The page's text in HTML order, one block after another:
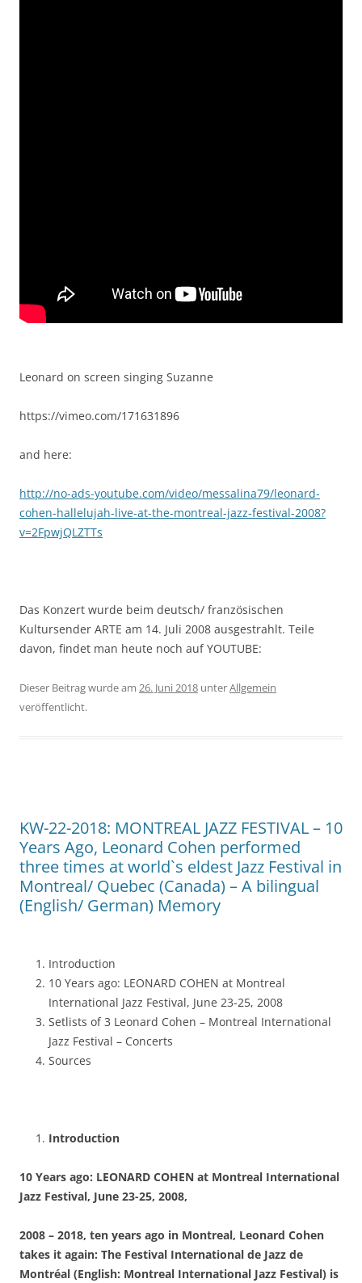
Leonard on screen singing Suzanne
https://vimeo.com/171631896
and here:
http://no-ads-youtube.com/video/messalina79/leonard-
cohen-hallelujah-live-at-the-montreal-jazz-festival-2008?
v=2FpwjQLZTTs
Das Konzert wurde beim deutsch/ französischen
Kultursender ARTE am 14. Juli 2008 ausgestrahlt. Teile
davon, findet man heute noch auf YOUTUBE:
Dieser Beitrag wurde am 26. Juni 2018 unterAllgemein
veröffentlicht.
KW-22-2018: MONTREAL JAZZ FESTIVAL – 10
Years Ago, Leonard Cohen performed
three times at world`s eldest Jazz Festival in
Montreal/ Quebec (Canada) – A bilingual
(English/ German) Memory
Introduction
10 Years ago: LEONARD COHEN at Montreal
International Jazz Festival, June 23-25, 2008
Setlists of 3 Leonard Cohen – Montreal International
Jazz Festival – Concerts
Sources
Introduction
10 Years ago: LEONARD COHEN at Montreal International
Jazz Festival, June 23-25, 2008,
2008 – 2018, ten years ago in Montreal, Leonard Cohen
takes it again: The Festival International de Jazz de
Montréal (English: Montreal International Jazz Festival) is